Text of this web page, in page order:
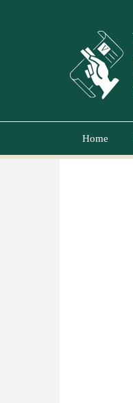
Main
Home